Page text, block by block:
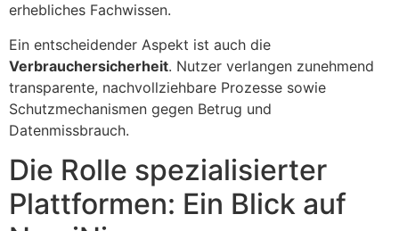
erhebliches Fachwissen.
Ein entscheidender Aspekt ist auch die
Verbrauchersicherheit. Nutzer verlangen zunehmend
transparente, nachvollziehbare Prozesse sowie
Schutzmechanismen gegen Betrug und
Datenmissbrauch.
Die Rolle spezialisierter
Plattformen: Ein Blick auf